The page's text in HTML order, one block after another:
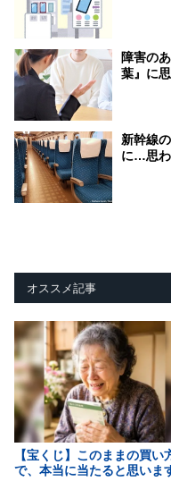
障害の
葉』に
新幹線
に…思
オススメ記事
【宝くじ】このままの買い
で、本当に当たると思いま